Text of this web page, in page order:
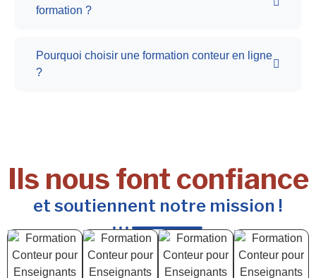
formation ?
Pourquoi choisir une formation conteur en ligne
?
Ils nous font confiance
et soutiennent notre mission !